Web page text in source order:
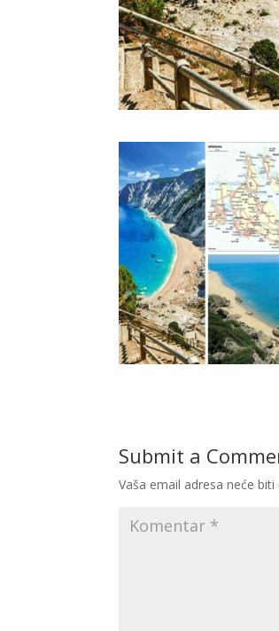
Submit a
Vaša email adresa neće